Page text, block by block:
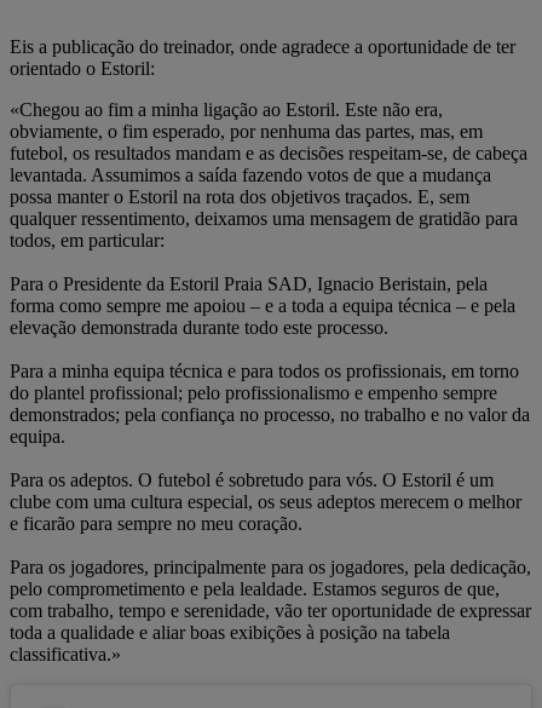
Eis a publicação do treinador, onde agradece a oportunidade de ter
orientado o Estoril:
«Chegou ao fim a minha ligação ao Estoril. Este não era,
obviamente, o fim esperado, por nenhuma das partes, mas, em
futebol, os resultados mandam e as decisões respeitam-se, de cabeça
levantada. Assumimos a saída fazendo votos de que a mudança
possa manter o Estoril na rota dos objetivos traçados. E, sem
qualquer ressentimento, deixamos uma mensagem de gratidão para
todos, em particular:
Para o Presidente da Estoril Praia SAD, Ignacio Beristain, pela
forma como sempre me apoiou – e a toda a equipa técnica – e pela
elevação demonstrada durante todo este processo.
Para a minha equipa técnica e para todos os profissionais, em torno
do plantel profissional; pelo profissionalismo e empenho sempre
demonstrados; pela confiança no processo, no trabalho e no valor da
equipa.
Para os adeptos. O futebol é sobretudo para vós. O Estoril é um
clube com uma cultura especial, os seus adeptos merecem o melhor
e ficarão para sempre no meu coração.
Para os jogadores, principalmente para os jogadores, pela dedicação,
pelo comprometimento e pela lealdade. Estamos seguros de que,
com trabalho, tempo e serenidade, vão ter oportunidade de expressar
toda a qualidade e aliar boas exibições à posição na tabela
classificativa.»